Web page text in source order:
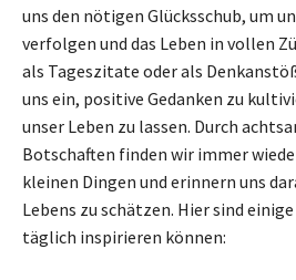
uns den nötigen Glücksschub, um
verfolgen und das Leben in vollen
als Tageszitate oder als
uns ein, positive Gedanken zu
unser Leben zu lassen. Durch
Botschaften finden wir immer
kleinen Dingen und erinnern uns
Lebens zu schätzen. Hier sind
täglich inspirieren können: